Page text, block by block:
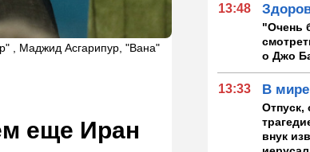
, Маджид Асгарипур, "Вана"
еще Иран
13:48
"Очень
о Джо
13:33 В мире
Отпуск,
внук